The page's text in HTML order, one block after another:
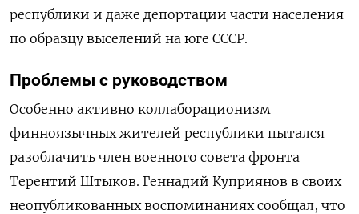
республики и даже депортации части населения
по образцу выселений на юге СССР.
Проблемы с руководством
Особенно активно коллаборационизм
финноязычных жителей республики пытался
разоблачить член военного совета фронта
Терентий Штыков. Геннадий Куприянов в своих
неопубликованных воспоминаниях сообщал, что